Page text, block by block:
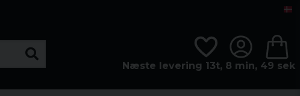
Næste levering 13t, 8 min, 49 sek